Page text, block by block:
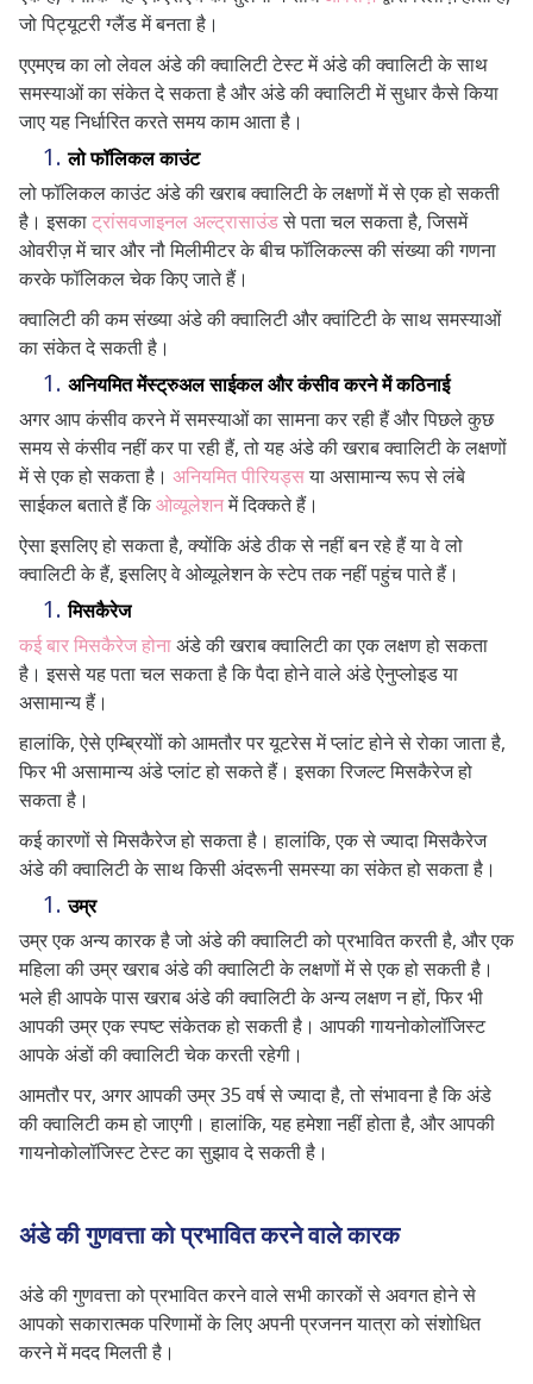
जो पिट्यूटरी ग्लैंड में बनता है।
एएमएच का लो लेवल अंडे की क्वालिटी टेस्ट में अंडे की क्वालिटी के साथ
समस्याओं का संकेत दे सकता है और अंडे की क्वालिटी में सुधार कैसे किया
जाए यह निर्धारित करते समय काम आता है।
लो फॉलिकल काउंट
लो फॉलिकल काउंट अंडे की खराब क्वालिटी के लक्षणों में से एक हो सकती
है। इसकाट्रांसवजाइनल अल्ट्रासाउंडसे पता चल सकता है, जिसमें
ओवरीज़ में चार और नौ मिलीमीटर के बीच फॉलिकल्स की संख्या की गणना
करके फॉलिकल चेक किए जाते हैं।
क्वालिटी की कम संख्या अंडे की क्वालिटी और क्वांटिटी के साथ समस्याओं
का संकेत दे सकती है।
अनियमित मेंस्ट्रुअल साईकल और कंसीव करने में कठिनाई
अगर आप कंसीव करने में समस्याओं का सामना कर रही हैं और पिछले कुछ
समय से कंसीव नहीं कर पा रही हैं, तो यह अंडे की खराब क्वालिटी के लक्षणों
में से एक हो सकता है। अनियमित पीरियड्सया असामान्य रूप से लंबे
साईकल बताते हैं किओव्यूलेशनमें दिक्कते हैं।
ऐसा इसलिए हो सकता है, क्योंकि अंडे ठीक से नहीं बन रहे हैं या वे लो
क्वालिटी के हैं, इसलिए वे ओव्यूलेशन के स्टेप तक नहीं पहुंच पाते हैं।
मिसकैरेज
कई बार मिसकैरेज होनाअंडे की खराब क्वालिटी का एक लक्षण हो सकता
है। इससे यह पता चल सकता है कि पैदा होने वाले अंडे ऐनुप्लोइड या
असामान्य हैं।
हालांकि, ऐसे एम्ब्रियोों को आमतौर पर यूटरेस में प्लांट होने से रोका जाता है,
फिर भी असामान्य अंडे प्लांट हो सकते हैं। इसका रिजल्ट मिसकैरेज हो
सकता है।
कई कारणों से मिसकैरेज हो सकता है। हालांकि, एक से ज्यादा मिसकैरेज
अंडे की क्वालिटी के साथ किसी अंदरूनी समस्या का संकेत हो सकता है।
उम्र
उम्र एक अन्य कारक है जो अंडे की क्वालिटी को प्रभावित करती है, और एक
महिला की उम्र खराब अंडे की क्वालिटी के लक्षणों में से एक हो सकती है।
भले ही आपके पास खराब अंडे की क्वालिटी के अन्य लक्षण न हों, फिर भी
आपकी उम्र एक स्पष्ट संकेतक हो सकती है। आपकी गायनोकोलॉजिस्ट
आपके अंडों की क्वालिटी चेक करती रहेगी।
आमतौर पर, अगर आपकी उम्र 35 वर्ष से ज्यादा है, तो संभावना है कि अंडे
की क्वालिटी कम हो जाएगी। हालांकि, यह हमेशा नहीं होता है, और आपकी
गायनोकोलॉजिस्ट टेस्ट का सुझाव दे सकती है।
अंडे की गुणवत्ता को प्रभावित करने वाले कारक
अंडे की गुणवत्ता को प्रभावित करने वाले सभी कारकों से अवगत होने से
आपको सकारात्मक परिणामों के लिए अपनी प्रजनन यात्रा को संशोधित
करने में मदद मिलती है।